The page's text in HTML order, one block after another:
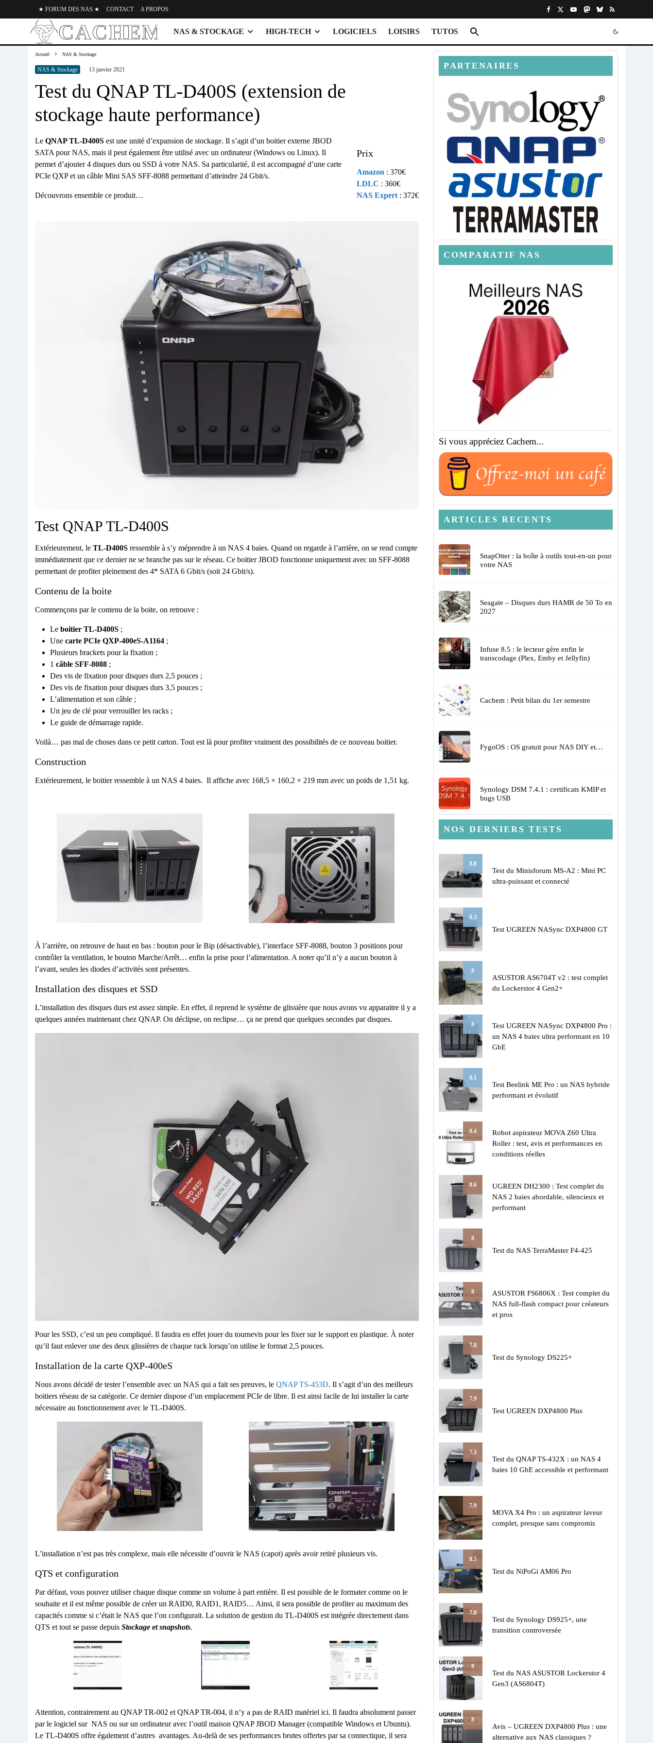
★ FORUM DES NAS ★ CONTACT A PROPOS
NAS & STOCKAGE HIGH-TECH LOGICIELS LOISIRS TUTOS
Accueil NAS & Stockage
NAS & Stockage · 13 janvier 2021
Test du QNAP TL-D400S (extension de
stockage haute performance)
Prix
Amazon : 370€
LDLC : 360€
NAS Expert : 372€
Le QNAP TL-D400S est une unité d’expansion de stockage. Il s’agit d’un boitier externe JBOD
SATA pour NAS, mais il peut également être utilisé avec un ordinateur (Windows ou Linux). Il
permet d’ajouter 4 disques durs ou SSD à votre NAS. Sa particularité, il est accompagné d’une carte
PCIe QXP et un câble Mini SAS SFF-8088 permettant d’atteindre 24 Gbit/s.
Découvrons ensemble ce produit…
Test QNAP TL-D400S
Extérieurement, le TL-D400S ressemble à s’y méprendre à un NAS 4 baies. Quand on regarde à l’arrière, on se rend compte
immédiatement que ce dernier ne se branche pas sur le réseau. Ce boitier JBOD fonctionne uniquement avec un SFF-8088
permettant de profiter pleinement des 4* SATA 6 Gbit/s (soit 24 Gbit/s).
Contenu de la boite
Commençons par le contenu de la boite, on retrouve :
Le boitier TL-D400S ;
Une carte PCIe QXP-400eS-A1164 ;
Plusieurs brackets pour la fixation ;
1 câble SFF-8088 ;
Des vis de fixation pour disques durs 2,5 pouces ;
Des vis de fixation pour disques durs 3,5 pouces ;
L’alimentation et son câble ;
Un jeu de clé pour verrouiller les racks ;
Le guide de démarrage rapide.
Voilà… pas mal de choses dans ce petit carton. Tout est là pour profiter vraiment des possibilités de ce nouveau boitier.
Construction
Extérieurement, le boitier ressemble à un NAS 4 baies. Il affiche avec 168,5 × 160,2 × 219 mm avec un poids de 1,51 kg.
À l’arrière, on retrouve de haut en bas : bouton pour le Bip (désactivable), l’interface SFF-8088, bouton 3 positions pour
contrôler la ventilation, le bouton Marche/Arrêt… enfin la prise pour l’alimentation. A noter qu’il n’y a aucun bouton à
l’avant, seules les diodes d’activités sont présentes.
Installation des disques et SSD
L’installation des disques durs est assez simple. En effet, il reprend le système de glissière que nous avons vu apparaitre il y a
quelques années maintenant chez QNAP. On déclipse, on reclipse… ça ne prend que quelques secondes par disques.
Pour les SSD, c’est un peu compliqué. Il faudra en effet jouer du tournevis pour les fixer sur le support en plastique. À noter
qu’il faut enlever une des deux glissières de chaque rack lorsqu’on utilise le format 2,5 pouces.
Installation de la carte QXP-400eS
Nous avons décidé de tester l’ensemble avec un NAS qui a fait ses preuves, le QNAP TS-453D. Il s’agit d’un des meilleurs
boitiers réseau de sa catégorie. Ce dernier dispose d’un emplacement PCIe de libre. Il est ainsi facile de lui installer la carte
nécessaire au fonctionnement avec le TL-D400S.
L’installation n’est pas très complexe, mais elle nécessite d’ouvrir le NAS (capot) après avoir retiré plusieurs vis.
QTS et configuration
Par défaut, vous pouvez utiliser chaque disque comme un volume à part entière. Il est possible de le formater comme on le
souhaite et il est même possible de créer un RAID0, RAID1, RAID5… Ainsi, il sera possible de profiter au maximum des
capacités comme si c’était le NAS que l’on configurait. La solution de gestion du TL-D400S est intégrée directement dans
QTS et tout se passe depuis Stockage et snapshots.
Attention, contrairement au QNAP TR-002 et QNAP TR-004, il n’y a pas de RAID matériel ici. Il faudra absolument passer
par le logiciel sur NAS ou sur un ordinateur avec l’outil maison QNAP JBOD Manager (compatible Windows et Ubuntu).
Le TL-D400S offre également d’autres avantages. Au-delà de ses performances brutes offertes par sa connectique, il sera
PARTENAIRES
COMPARATIF NAS
Si vous appréciez Cachem...
ARTICLES RECENTS
SnapOtter : la boîte à outils tout-en-un pour
votre NAS
Seagate – Disques durs HAMR de 50 To en
2027
Infuse 8.5 : le lecteur gère enfin le
transcodage (Plex, Emby et Jellyfin)
Cachem : Petit bilan du 1er semestre
FygoOS : OS gratuit pour NAS DIY et…
Synology DSM 7.4.1 : certificats KMIP et
bugs USB
NOS DERNIERS TESTS
8.8
Test du Minisforum MS-A2 : Mini PC
ultra-puissant et connecté
8.3
Test UGREEN NASync DXP4800 GT
8
ASUSTOR AS6704T v2 : test complet
du Lockerstor 4 Gen2+
8
Test UGREEN NASync DXP4800 Pro :
un NAS 4 baies ultra performant en 10
GbE
8.1
Test Beelink ME Pro : un NAS hybride
performant et évolutif
8.4
Robot aspirateur MOVA Z60 Ultra
Roller : test, avis et performances en
conditions réelles
8.6
UGREEN DH2300 : Test complet du
NAS 2 baies abordable, silencieux et
performant
8
Test du NAS TerraMaster F4-425
8
ASUSTOR FS6806X : Test complet du
NAS full-flash compact pour créateurs
et pros
7.8
Test du Synology DS225+
7.9
Test UGREEN DXP4800 Plus
7.3
Test du QNAP TS-432X : un NAS 4
baies 10 GbE accessible et performant
7.9
MOVA X4 Pro : un aspirateur laveur
complet, presque sans compromis
8.5
Test du NiPoGi AM06 Pro
7.8
Test du Synology DS925+, une
transition controversée
8
Test du NAS ASUSTOR Lockerstor 4
Gen3 (AS6804T)
8
Avis – UGREEN DXP4800 Plus : une
alternative aux NAS classiques ?